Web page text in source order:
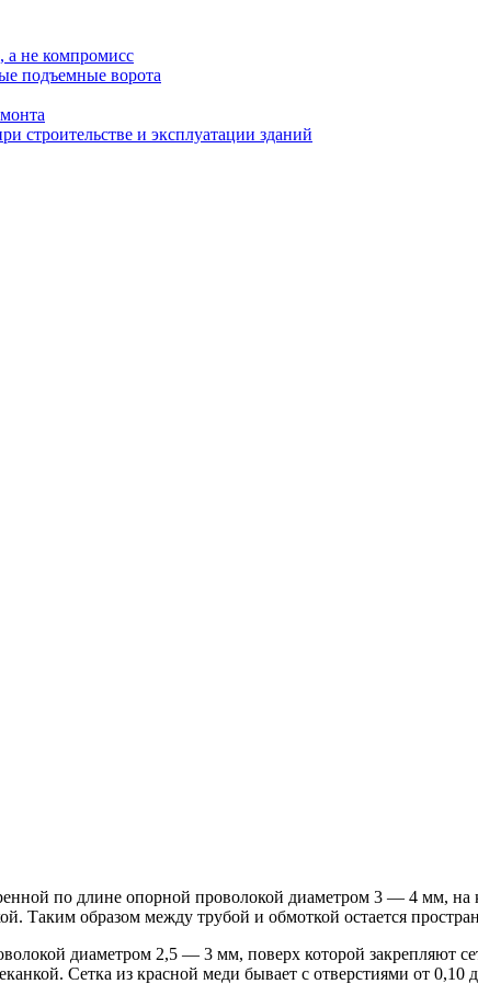
а не компромисс
подъемные ворота
строительстве и эксплуатации зданий
по длине опорной проволокой диаметром 3 — 4 мм,
Таким образом между трубой и обмоткой остается
диаметром 2,5 — 3 мм, поверх которой закрепляют
Сетка из красной меди бывает с отверстиями от